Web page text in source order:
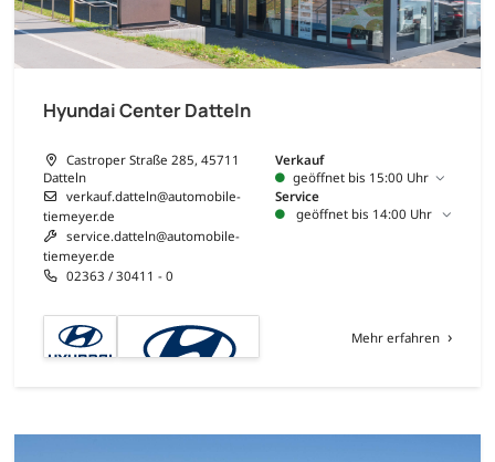
Hyundai Center Datteln
Castroper Straße 285, 45711
Datteln
verkauf.datteln@automobile-
tiemeyer.de
service.datteln@automobile-
tiemeyer.de
02363 / 30411 - 0
Verkauf
geöffnet bis 15:00 Uhr
Service
geöffnet bis 14:00 Uhr
Mehr erfahren